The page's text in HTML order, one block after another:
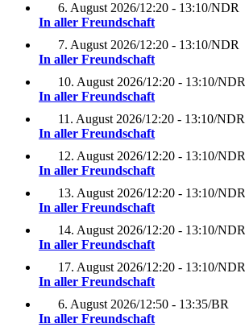
6. August 2026/12:20 - 13:10/NDR
In aller Freundschaft
7. August 2026/12:20 - 13:10/NDR
In aller Freundschaft
10. August 2026/12:20 - 13:10/NDR
In aller Freundschaft
11. August 2026/12:20 - 13:10/NDR
In aller Freundschaft
12. August 2026/12:20 - 13:10/NDR
In aller Freundschaft
13. August 2026/12:20 - 13:10/NDR
In aller Freundschaft
14. August 2026/12:20 - 13:10/NDR
In aller Freundschaft
17. August 2026/12:20 - 13:10/NDR
In aller Freundschaft
6. August 2026/12:50 - 13:35/BR
In aller Freundschaft